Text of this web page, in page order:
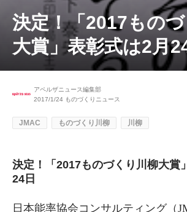
決定！「2017もの
大賞」表彰式は2月
アペルザニュース編集部
2017/1/24 ものづくりニュース
JMAC ものづくり川柳 川柳
決定！「2017ものづくり川柳大賞
24日
日本能率協会コンサルティング（